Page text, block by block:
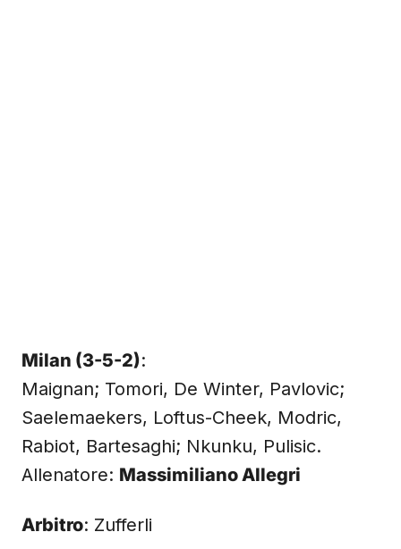
Milan (3-5-2):
Maignan; Tomori, De Winter, Pavlovic;
Saelemaekers, Loftus-Cheek, Modric,
Rabiot, Bartesaghi; Nkunku, Pulisic.
Allenatore: Massimiliano Allegri
Arbitro: Zufferli